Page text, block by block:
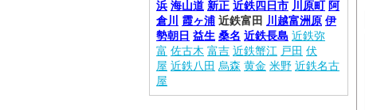
浜 海山道 新正 近鉄四日市 川原町 阿
倉川
霞ヶ浦 近鉄富田 川越富洲原 伊
勢朝日 益生 桑名 近鉄長島 近鉄弥
富 佐古木 富吉 近鉄蟹江 戸田 伏
屋 近鉄八田 烏森 黄金 米野 近鉄名古
屋